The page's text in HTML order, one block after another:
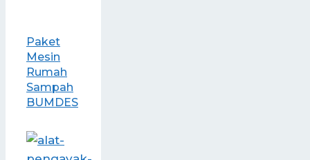
Paket
Mesin
Rumah
Sampah
BUMDES